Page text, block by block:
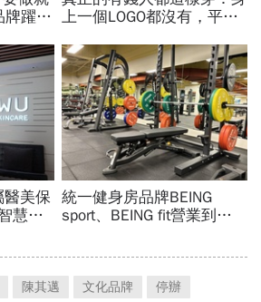
陳其邁 文化品牌
停辦